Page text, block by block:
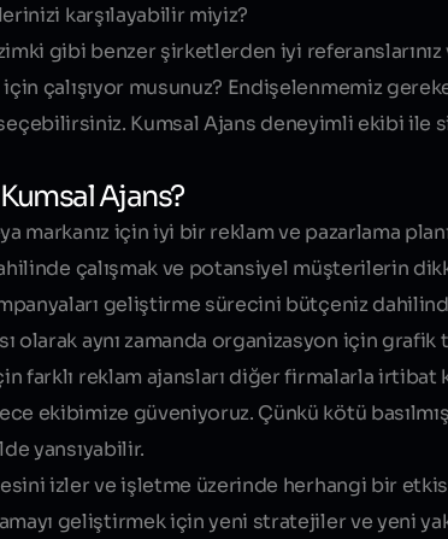
karşılayabilir miyiz?
gibi benzer şirketlerden iyi referanslarınız
çalışıyor musunuz? Endişelenmemiz
Kumsal Ajans deneyimli ekibi ile
Ajans?
markanız için iyi bir reklam ve pazarlama
çalışmak ve potansiyel müşterilerin
geliştirme sürecini bütçeniz
olarak aynı zamanda organizasyon için
farklı reklam ajansları diğer firmalarla
ekibimize güveniyoruz. Çünkü kötü
yansıyabilir.
izler ve işletme üzerinde herhangi bir
geliştirmek için yeni stratejiler ve yeni